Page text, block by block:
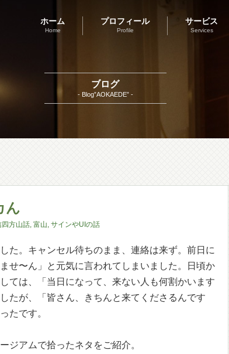
ホーム
Home
プロフィール
Profile
サービス
Services
ブログ
- Blog”AOKAEDE” -
ん
四方山話, 富山, サインやUIの話
た。キャンセル待ちのまま、連絡は来ず。前日に
せ〜ん」と元気に言われてしまいました。日頃か
ては、「当日になって、来ない人も何割かいます
たが、「皆さん、きちんと来てくださるんです
たです。
ジアムで拾ったネタをご紹介。